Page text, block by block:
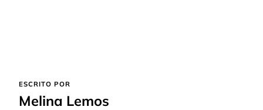
ESCRITO POR
Melina Lemos